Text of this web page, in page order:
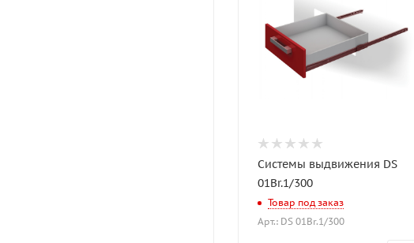
Системы выдвижения DS
01Br.1/300
Товар под заказ
Арт.: DS 01Br.1/300